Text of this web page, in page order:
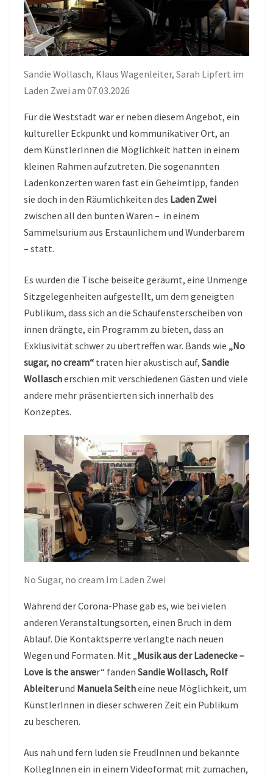
Sandie Wollasch, Klaus Wagenleiter, Sarah Lipfert im
Laden Zwei am 07.03.2026
Für die Weststadt war er neben diesem Angebot, ein
kultureller Eckpunkt und kommunikativer Ort, an
dem KünstlerInnen die Möglichkeit hatten in einem
kleinen Rahmen aufzutreten. Die sogenannten
Ladenkonzerten waren fast ein Geheimtipp, fanden
sie doch in den Räumlichkeiten des Laden Zwei
zwischen all den bunten Waren – in einem
Sammelsurium aus Erstaunlichem und Wunderbarem
– statt.
Es wurden die Tische beiseite geräumt, eine Unmenge
Sitzgelegenheiten aufgestellt, um dem geneigten
Publikum, dass sich an die Schaufensterscheiben von
innen drängte, ein Programm zu bieten, dass an
Exklusivität schwer zu übertreffen war. Bands wie „No
sugar, no cream“ traten hier akustisch auf, Sandie
Wollascherschien mit verschiedenen Gästen und viele
andere mehr präsentierten sich innerhalb des
Konzeptes.
No Sugar, no cream Im Laden Zwei
Während der Corona-Phase gab es, wie bei vielen
anderen Veranstaltungsorten, einen Bruch in dem
Ablauf. Die Kontaktsperre verlangte nach neuen
Wegen und Formaten. Mit „ Musik aus der Ladenecke –
Love is the answer“ fanden Sandie Wollasch, Rolf
Ableiterund Manuela Seitheine neue Möglichkeit, um
KünstlerInnen in dieser schweren Zeit ein Publikum
zu bescheren.
Aus nah und fern luden sie FreudInnen und bekannte
KollegInnen ein in einem Videoformat mit zumachen,